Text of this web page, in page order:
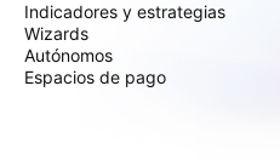
Indicadores y estrategias
Wizards
Autónomos
Espacios de pago